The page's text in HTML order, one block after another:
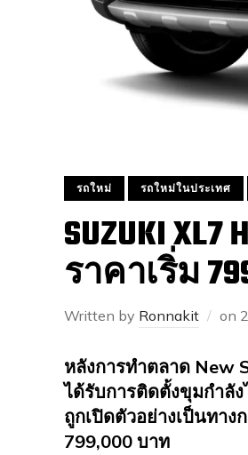
รถใหม่ รถใหม่ในประเทศ
SUZUKI
ราคาเริ่ม
Written by Ronnakit on
หลังการทำตลาด New
ได้รับการติดตั้งขุมกำลั
ถูกเปิดตัวอย่างเป็นทา
799,000 บาท